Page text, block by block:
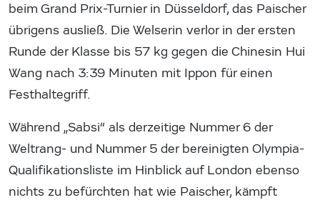
beim Grand Prix-Turnier in Düsseldorf, das Paischer
übrigens ausließ. Die Welserin verlor in der ersten
Runde der Klasse bis 57 kg gegen die Chinesin Hui
Wang nach 3:39 Minuten mit Ippon für einen
Festhaltegriff.
Während „Sabsi“ als derzeitige Nummer 6 der
Weltrang- und Nummer 5 der bereinigten Olympia-
Qualifikationsliste im Hinblick auf London ebenso
nichts zu befürchten hat wie Paischer, kämpft